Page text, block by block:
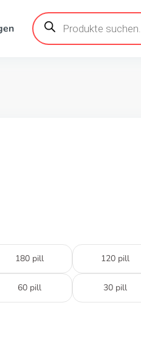
Products
search
180 pill 120 pill
60 pill 30 pill